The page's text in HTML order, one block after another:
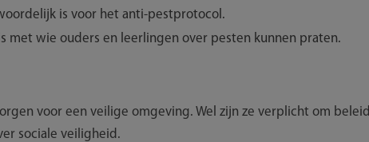
is voor het anti-pestprotocol.
met wie ouders en leerlingen over pesten kunnen praten.
voor een veilige omgeving. Wel zijn ze verplicht om beleid
sociale veiligheid.